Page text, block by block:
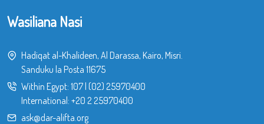
Wasiliana Nasi
Hadiqat al-Khalideen, Al Darassa, Kairo, Misri.
Sanduku la Posta 11675
Within Egypt: 107| (02) 25970400
International: +20 2 25970400
ask@dar-alifta.org